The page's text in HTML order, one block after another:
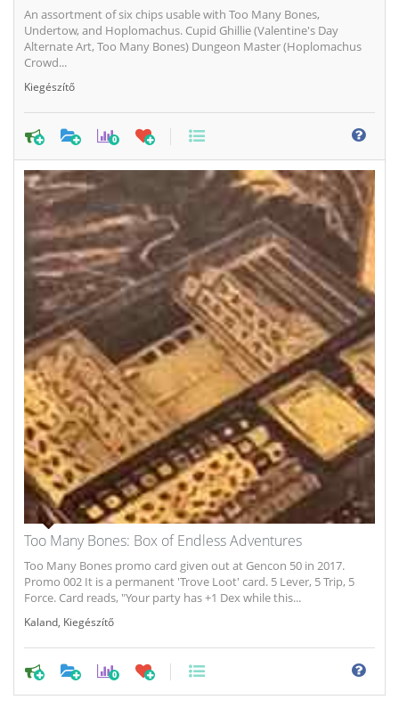
An assortment of six chips usable with Too Many Bones,
Undertow, and Hoplomachus. Cupid Ghillie (Valentine's Day
Alternate Art, Too Many Bones) Dungeon Master (Hoplomachus
Crowd...
Kiegészítő
0
Too Many Bones: Box of Endless Adventures
Too Many Bones promo card given out at Gencon 50 in 2017.
Promo 002 It is a permanent 'Trove Loot' card. 5 Lever, 5 Trip, 5
Force. Card reads, "Your party has +1 Dex while this...
Kaland Kiegészítő
0